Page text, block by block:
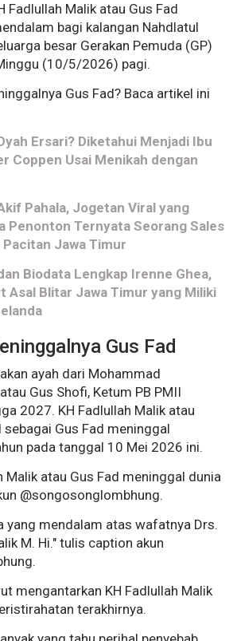
Fadlullah Malik atau Gus Fad
bagi kalangan Nahdlatul
besar Gerakan Pemuda (GP)
(10/5/2026) pagi.
Gus Fad? Baca artikel ini
Ersari? Diketahui Menjadi Ibu
Coppen Usai Menikah dengan
Pahala, Jogetan Viral yang
Penonton Ternyata Seorang Sales
Jawa Timur
Biodata Lengkap Irenne Ghea,
Asal Blitar Jawa Timur yang Miliki
Gus Fad
ayah dari Mohammad
Gus Shofi, Ketum PB PMII
2027. KH Fadlullah Malik atau
Gus Fad meninggal
pada tanggal 10 Mei 2026 ini.
Malik atau Gus Fad meninggal dunia
@songosonglombhung.
yang mendalam atas wafatnya Drs.
M. Hi." tulis caption akun
mengantarkan KH Fadlullah Malik
terakhirnya.